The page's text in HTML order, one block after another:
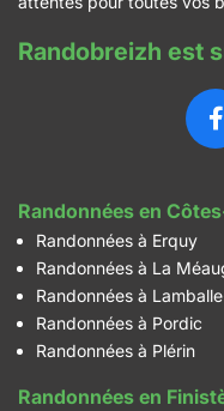
Randobreizh est
Randonnées en
Randonnées à Erquy
Randonnées à La
Randonnées à
Randonnées à Pordic
Randonnées à Plérin
Randonnées en